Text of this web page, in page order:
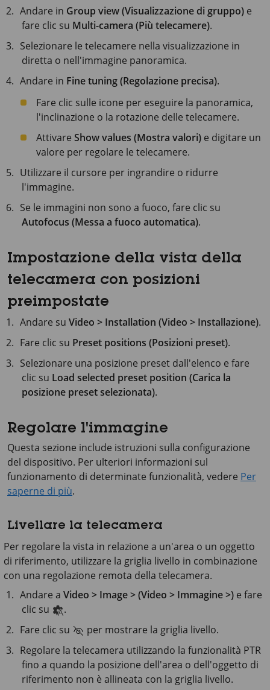
Andare in Group view (Visualizzazione di gruppo) e
fare clic su Multi-camera (Più telecamere).
Selezionare le telecamere nella visualizzazione in
diretta o nell'immagine panoramica.
Andare in Fine tuning (Regolazione precisa).
Fare clic sulle icone per eseguire la panoramica,
l'inclinazione o la rotazione delle telecamere.
Attivare Show values (Mostra valori) e digitare un
valore per regolare le telecamere.
Utilizzare il cursore per ingrandire o ridurre
l'immagine.
Se le immagini non sono a fuoco, fare clic su
Autofocus (​Messa a fuoco automatica​).
Impostazione della vista della
telecamera con posizioni
preimpostate
Andare suVideo > Installation (Video > Installazione).
Fare clic su Preset positions (Posizioni preset).
Selezionare una posizione preset dall'elenco e fare
clic su Load selected preset position (Carica la
posizione preset selezionata).
Regolare l'immagine
Questa sezione include istruzioni sulla configurazione
del dispositivo. Per ulteriori informazioni sul
funzionamento di determinate funzionalità, vedere Per
saperne di più.
Livellare la telecamera
Per regolare la vista in relazione a un'area o un oggetto
di riferimento, utilizzare la griglia livello in combinazione
con una regolazione remota della telecamera.
Andare aVideo > Image > (Video > Immagine >) e fare
clic su
.
Fare clic su
per mostrare la griglia livello.
Regolare la telecamera utilizzando la funzionalità PTR
fino a quando la posizione dell'area o dell'oggetto di
riferimento non è allineata con la griglia livello.